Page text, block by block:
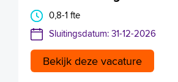
0,8-1 fte
Sluitingsdatum: 31-12-2026
Bekijk deze vacature